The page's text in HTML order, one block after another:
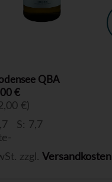
QBA
€
€)
S: 7,7
zzgl. Versandkosten